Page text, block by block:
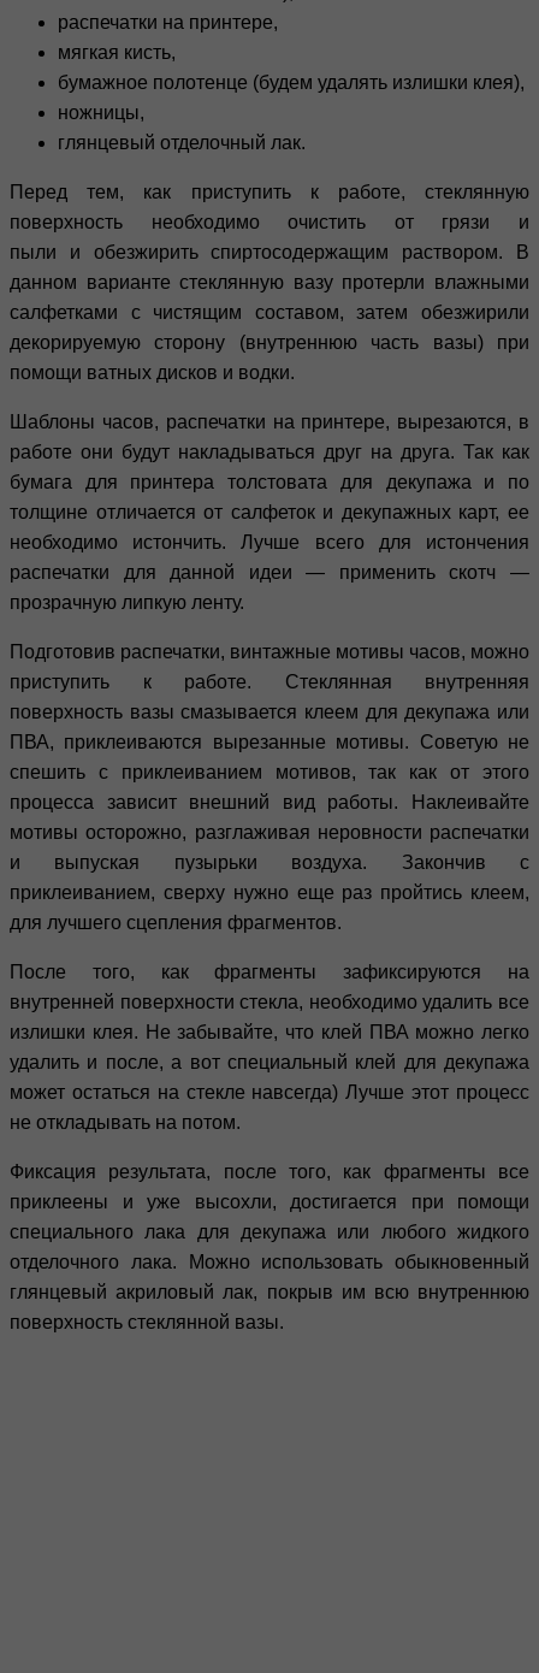
распечатки на принтере,
мягкая кисть,
бумажное полотенце (будем удалять излишки клея),
ножницы,
глянцевый отделочный лак.
Перед тем, как приступить к работе, стеклянную
поверхность необходимо очистить от грязи и
пыли и обезжирить спиртосодержащим раствором. В
данном варианте стеклянную вазу протерли влажными
салфетками с чистящим составом, затем обезжирили
декорируемую сторону (внутреннюю часть вазы) при
помощи ватных дисков и водки.
Шаблоны часов, распечатки на принтере, вырезаются, в
работе они будут накладываться друг на друга. Так как
бумага для принтера толстовата для декупажа и по
толщине отличается от салфеток и декупажных карт, ее
необходимо истончить. Лучше всего для истончения
распечатки для данной идеи — применить скотч —
прозрачную липкую ленту.
Подготовив распечатки, винтажные мотивы часов, можно
приступить к работе. Стеклянная внутренняя
поверхность вазы смазывается клеем для декупажа или
ПВА, приклеиваются вырезанные мотивы. Советую не
спешить с приклеиванием мотивов, так как от этого
процесса зависит внешний вид работы. Наклеивайте
мотивы осторожно, разглаживая неровности распечатки
и выпуская пузырьки воздуха. Закончив с
приклеиванием, сверху нужно еще раз пройтись клеем,
для лучшего сцепления фрагментов.
После того, как фрагменты зафиксируются на
внутренней поверхности стекла, необходимо удалить все
излишки клея. Не забывайте, что клей ПВА можно легко
удалить и после, а вот специальный клей для декупажа
может остаться на стекле навсегда) Лучше этот процесс
не откладывать на потом.
Фиксация результата, после того, как фрагменты все
приклеены и уже высохли, достигается при помощи
специального лака для декупажа или любого жидкого
отделочного лака. Можно использовать обыкновенный
глянцевый акриловый лак, покрыв им всю внутреннюю
поверхность стеклянной вазы.